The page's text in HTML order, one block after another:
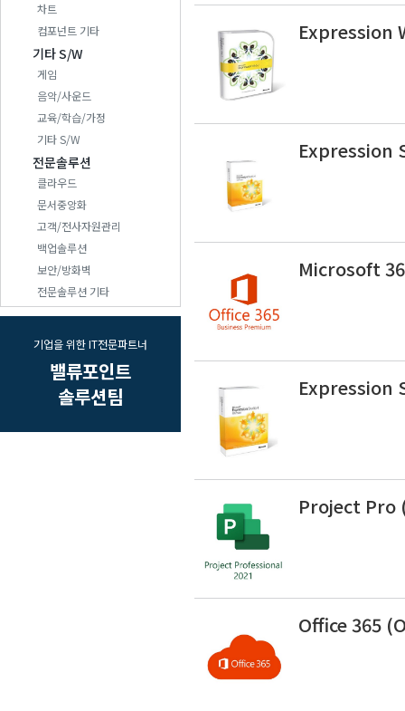
차트
컴포넌트 기타
기타 S/W
게임
음악/사운드
교육/학습/가정
기타 S/W
전문솔루션
클라우드
문서중앙화
고객/전사자원관리
백업솔루션
보안/방화벽
전문솔루션 기타
기업을 위한 IT전문파트너
밸류포인트
솔루션팀
Expression
Expression
Microsoft
Expression
Project Pro
Office 365